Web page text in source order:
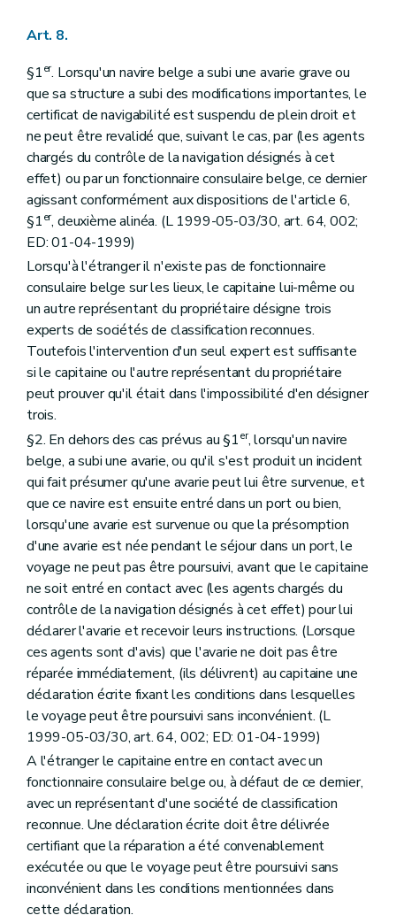
Art. 8.
§1er. Lorsqu'un navire belge a subi une avarie grave ou
que sa structure a subi des modifications importantes, le
certificat de navigabilité est suspendu de plein droit et
ne peut être revalidé que, suivant le cas, par (les agents
chargés du contrôle de la navigation désignés à cet
effet) ou par un fonctionnaire consulaire belge, ce dernier
agissant conformément aux dispositions de l'article 6,
§1er, deuxième alinéa. (L 1999-05-03/30, art. 64, 002;
ED: 01-04-1999)
Lorsqu'à l'étranger il n'existe pas de fonctionnaire
consulaire belge sur les lieux, le capitaine lui-même ou
un autre représentant du propriétaire désigne trois
experts de sociétés de classification reconnues.
Toutefois l'intervention d'un seul expert est suffisante
si le capitaine ou l'autre représentant du propriétaire
peut prouver qu'il était dans l'impossibilité d'en désigner
trois.
§2. En dehors des cas prévus au §1er, lorsqu'un navire
belge, a subi une avarie, ou qu'il s'est produit un incident
qui fait présumer qu'une avarie peut lui être survenue, et
que ce navire est ensuite entré dans un port ou bien,
lorsqu'une avarie est survenue ou que la présomption
d'une avarie est née pendant le séjour dans un port, le
voyage ne peut pas être poursuivi, avant que le capitaine
ne soit entré en contact avec (les agents chargés du
contrôle de la navigation désignés à cet effet) pour lui
déclarer l'avarie et recevoir leurs instructions. (Lorsque
ces agents sont d'avis) que l'avarie ne doit pas être
réparée immédiatement, (ils délivrent) au capitaine une
déclaration écrite fixant les conditions dans lesquelles
le voyage peut être poursuivi sans inconvénient. (L
1999-05-03/30, art. 64, 002; ED: 01-04-1999)
A l'étranger le capitaine entre en contact avec un
fonctionnaire consulaire belge ou, à défaut de ce dernier,
avec un représentant d'une société de classification
reconnue. Une déclaration écrite doit être délivrée
certifiant que la réparation a été convenablement
exécutée ou que le voyage peut être poursuivi sans
inconvénient dans les conditions mentionnées dans
cette déclaration.